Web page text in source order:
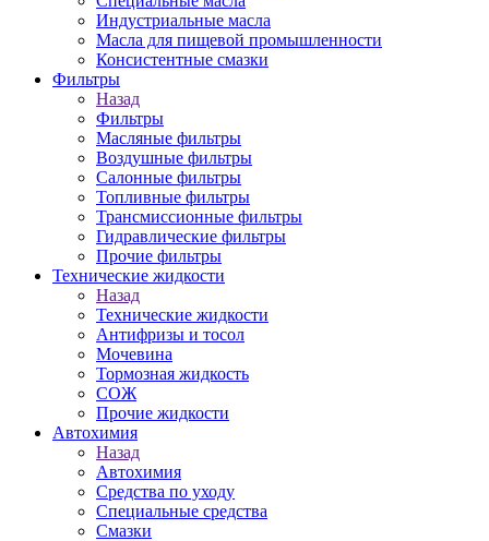
Индустриальные масла
Масла для пищевой промышленности
Консистентные смазки
Фильтры
Назад
Фильтры
Масляные фильтры
Воздушные фильтры
Салонные фильтры
Топливные фильтры
Трансмиссионные фильтры
Гидравлические фильтры
Прочие фильтры
Технические жидкости
Назад
Технические жидкости
Антифризы и тосол
Мочевина
Тормозная жидкость
СОЖ
Прочие жидкости
Автохимия
Назад
Автохимия
Средства по уходу
Специальные средства
Смазки